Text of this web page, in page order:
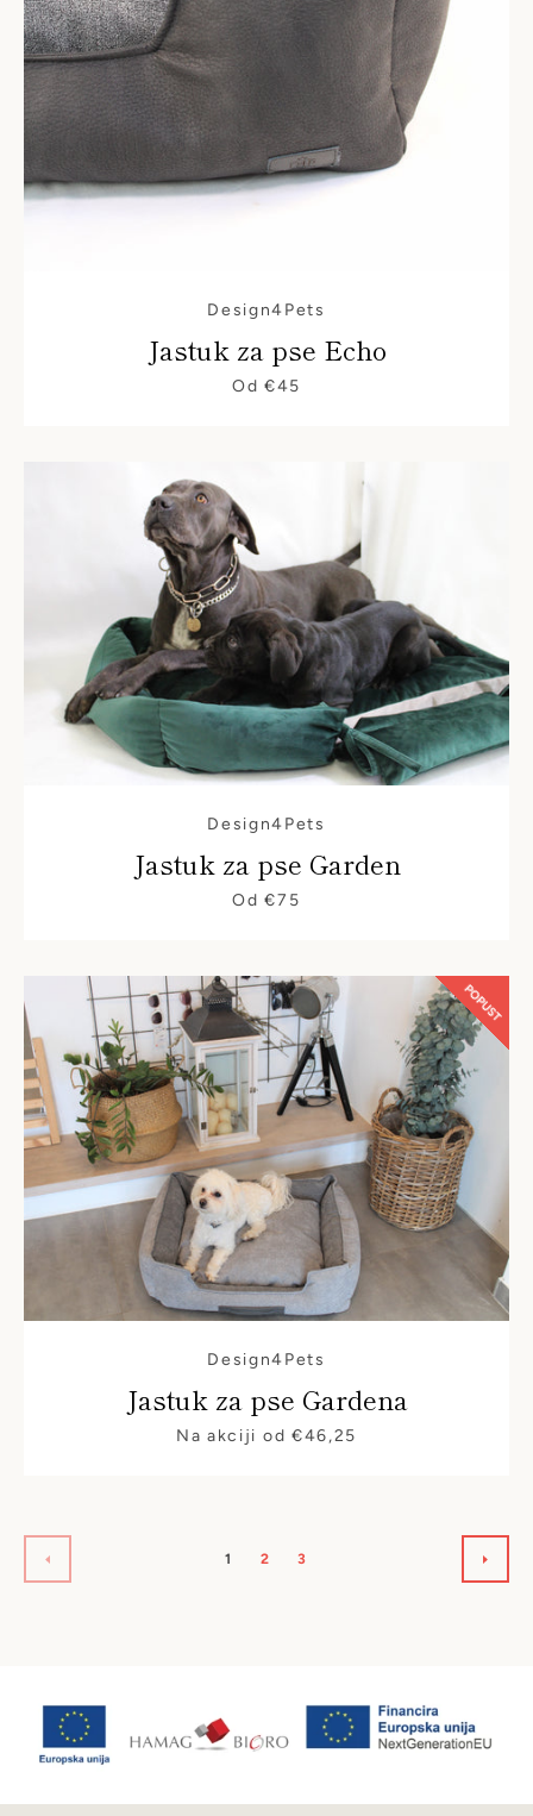
Design4Pets
Jastuk za pse Echo
Od €45
Design4Pets
Jastuk za pse Garden
Od €75
Design4Pets
Jastuk za pse Gardena
Cijena
Na akciji od €46,25
POPUST
1 2
3